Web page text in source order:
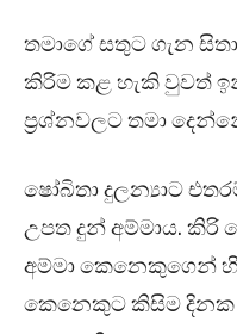
තමාගේ සතුට ගැන
කිරිම කළ හැකි වුවත්
ප්‍රශ්නවලට තමා
ෂෝබිතා දුලන්‍යාට
උපත දුන් අම්මාය. කිරි
අම්මා කෙනෙකුගෙන්
කෙනෙකුට කිසිම